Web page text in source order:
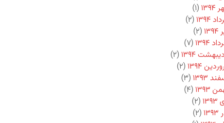
(۱)
۱۳۹۴
(۲)
(۲)
۱۳۹۴
(۷)
۱۳۹۴
(۲)
۱۳۹۴
(۲)
۱۳۹۳
(۳)
۱۳۹۳
(۴)
(۲)
(۲)